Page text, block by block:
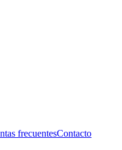
frecuentesContacto